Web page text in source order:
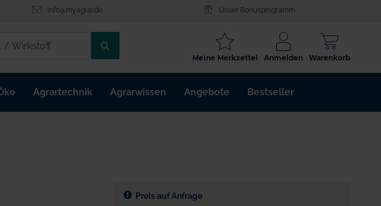
info@myagrar.de Unser Bonusprogramm
/
ARTIKELNR.
/
Warenkorb
Anmelden
Meine Merkzettel
Agrartechnik Agrarwissen Angebote Bestseller
Preis auf Anfrage